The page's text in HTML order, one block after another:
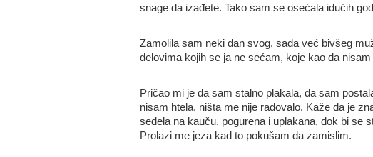
snage da izađete. Tako sam se osećala idućih
Zamolila sam neki dan svog, sada već bivšeg
delovima kojih se ja ne sećam, koje kao da nisam
Pričao mi je da sam stalno plakala, da sam
nisam htela, ništa me nije radovalo. Kaže da je
sedela na kauču, pogurena i uplakana, dok bi se
Prolazi me jeza kad to pokušam da zamislim.